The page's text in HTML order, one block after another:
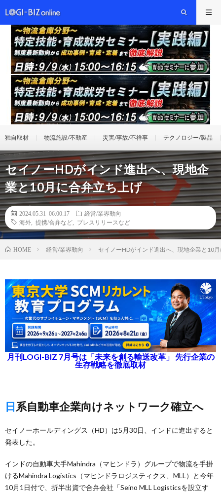
独自取材 物流施設/不動産 災害/事故/不祥事 テクノロジー/製品
セイノーHDがインド進出へ、現地企
業と10月に合弁立ち上げ
2024.05.31 06:00:17
経営/業界動向
海外
提携/合弁など プレスリリースなど
HOME 経営/業界動向 セイノーHDがインド進出へ、現地企業と10
月刊LOGI-BIZ 7月号は「未来を創る輸送改革」 先行企業の
生存戦略を徹底取材
日系自動車企業向けネットワーク確立へ
セイノーホールディングス（HD）は5月30日、インドに進出すると
発表した。
インドの自動車大手Mahindra（マヒンドラ）グループで物流を手掛
けるMahindra Logistics（マヒンドラロジスティクス、MLL）と今年
10月1日付で、折半出資で合弁会社「Seino MLL Logisticsを設立す